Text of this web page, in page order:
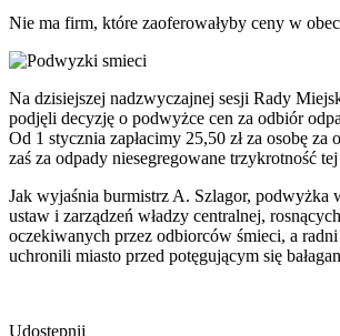
Nie ma firm, które zaoferowałyby ceny w
Na dzisiejszej nadzwyczajnej sesji Rady
podjęli decyzję o podwyżce cen za odbiór
Od 1 stycznia zapłacimy 25,50 zł za osobę za
zaś za odpady niesegregowane trzykrotność
Jak wyjaśnia burmistrz A. Szlagor, podwyżka
ustaw i zarządzeń władzy centralnej,
oczekiwanych przez odbiorców śmieci, a
uchronili miasto przed potęgującym się
Udostępnij